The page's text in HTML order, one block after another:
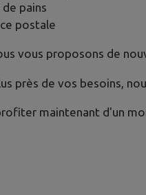
pains
postale
vous proposons de
près de vos besoins,
maintenant d'un